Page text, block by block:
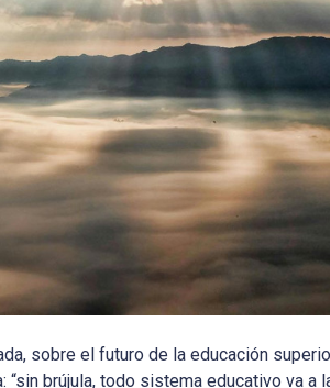
sobre el futuro de la educación
brújula, todo sistema educativo va a